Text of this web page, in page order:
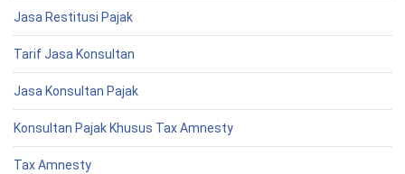
Jasa Restitusi Pajak
Tarif Jasa Konsultan
Jasa Konsultan Pajak
Konsultan Pajak Khusus Tax Amnesty
Tax Amnesty